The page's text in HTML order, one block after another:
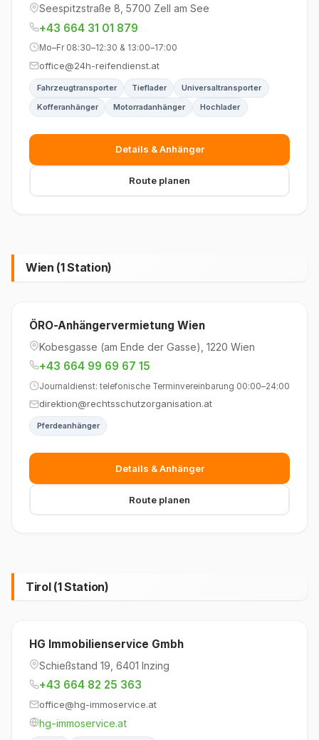
Seespitzstraße 8, 5700 Zell am See
+43 664 31 01 879
Mo–Fr 08:30–12:30 & 13:00–17:00
office@24h-reifendienst.at
Fahrzeugtransporter Tieflader
Universaltransporter
Kofferanhänger
Motorradanhänger Hochlader
Details & Anhänger
Route planen
Wien (1 Station)
ÖRO-Anhängervermietung Wien
Kobesgasse (am Ende der Gasse), 1220 Wien
+43 664 99 69 67 15
Journaldienst: telefonische Terminvereinbarung 00:00–24:00
direktion@rechtsschutzorganisation.at
Pferdeanhänger
Details & Anhänger
Route planen
Tirol (1 Station)
HG Immobilienservice Gmbh
Schießstand 19, 6401 Inzing
+43 664 82 25 363
office@hg-immoservice.at
hg-immoservice.at